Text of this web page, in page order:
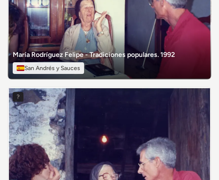
María Rodríguez Felipe - Tradiciones populares. 1992
San Andrés y Sauces
?